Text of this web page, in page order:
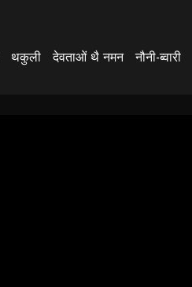
थकुली देवताओं थै नमन नौनी-ब्वारी